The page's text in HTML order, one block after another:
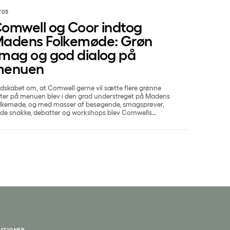
05
og Coor indtog
Folkemøde: Grøn
og god dialog på
om, at Comwell gerne vil sætte flere grønne
på menuen blev i den grad understreget på Madens
og med masser af besøgende, smagsprøver,
snakke, debatter og workshops blev Comwells